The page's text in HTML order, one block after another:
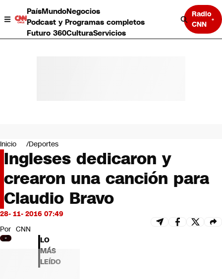
PaísMundoNegocios
Podcast y Programas completos
Futuro 360CulturaServicios
Radio
CNN
Negocios
Deportes
Programas completos
Cultura
Servicios
Bits
CNN tiempo
Futuro 360
Opinión
Inicio Deportes
Ingleses dedicaron y
crearon una canción para
Claudio Bravo
28- 11- 2016 07:49
Por CNN
LO
MÁS
LEÍDO